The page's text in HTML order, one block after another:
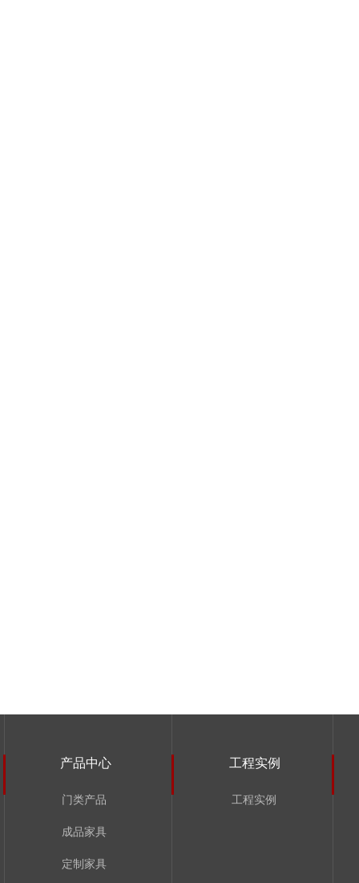
门类产品
成品家具
定制家具
工程实例
产品中心
工程实例